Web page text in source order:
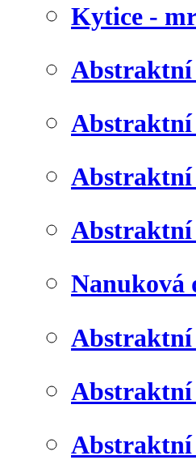
Kytice -
Abstraktní
Abstraktní
Nanuková
Abstraktní
Abstraktní